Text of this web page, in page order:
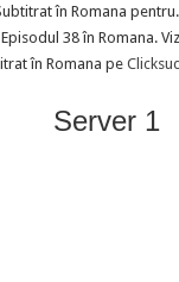
în Romana
38 în Romana.
în Romana peClicksud
Server 1